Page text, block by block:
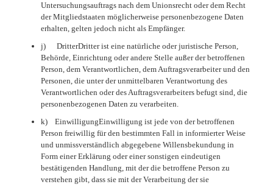
Untersuchungsauftrags nach dem Unionsrecht oder dem Recht
der Mitgliedstaaten möglicherweise personenbezogene Daten
erhalten, gelten jedoch nicht als Empfänger.
j) DritterDritter ist eine natürliche oder juristische Person,
Behörde, Einrichtung oder andere Stelle außer der betroffenen
Person, dem Verantwortlichen, dem Auftragsverarbeiter und den
Personen, die unter der unmittelbaren Verantwortung des
Verantwortlichen oder des Auftragsverarbeiters befugt sind, die
personenbezogenen Daten zu verarbeiten.
k) EinwilligungEinwilligung ist jede von der betroffenen
Person freiwillig für den bestimmten Fall in informierter Weise
und unmissverständlich abgegebene Willensbekundung in
Form einer Erklärung oder einer sonstigen eindeutigen
bestätigenden Handlung, mit der die betroffene Person zu
verstehen gibt, dass sie mit der Verarbeitung der sie